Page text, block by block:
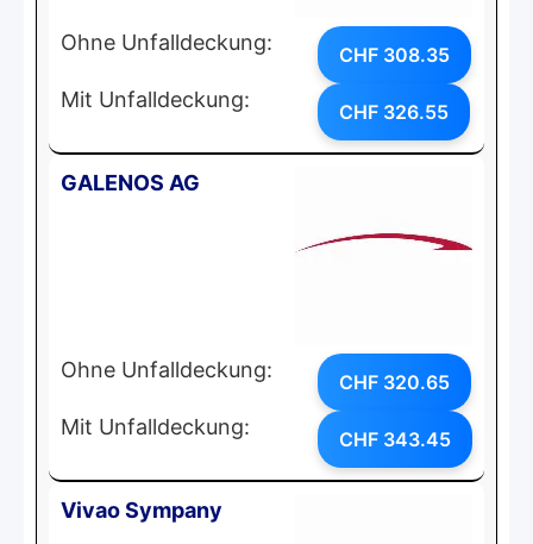
Ohne Unfalldeckung: CHF 308.35
Mit Unfalldeckung: CHF 326.55
GALENOS AG
Ohne Unfalldeckung: CHF 320.65
Mit Unfalldeckung: CHF 343.45
Vivao Sympany